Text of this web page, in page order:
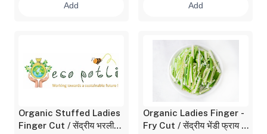
Add Add
Organic Stuffed Ladies
Finger Cut / सेंद्रीय भरली
Organic Ladies Finger -
Fry Cut / सेंद्रीय भेंडी फ्राय -